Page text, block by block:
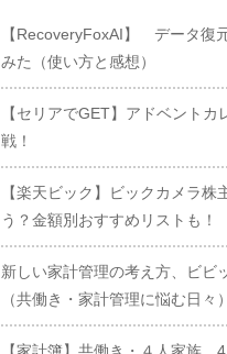
【RecoveryFoxAI】 データ復
みた（使い方と感想）
【セリアでGET】アドベントカ
戦！
【楽天ビック】ビックカメラ株
う？金額別おすすめリストも！
新しい家計管理の考え方、ビビ
（共働き・家計管理に悩む日々）